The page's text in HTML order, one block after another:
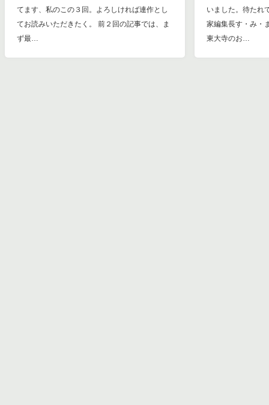
てます、私のこの３回。よろしければ連作とし
てお読みいただきたく。 前２回の記事では、ま
ず最…
いました。待たれ
家編集長す・み・
東大寺のお…